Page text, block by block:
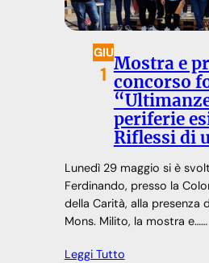
GIU
1 Mostra e
concorso
periferie
Riflessi di
Lunedì 29 maggio si è
Ferdinando, presso la
della Carità, alla presenza
Mons. Milito, la mostra e……
Leggi Tutto